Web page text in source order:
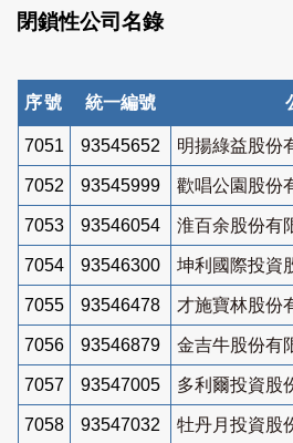
閉鎖性公司名錄
序號 統一編號
7051 93545652 明揚綠益股份
7052 93545999 歡唱公園股份
7053 93546054 淮百余股份有
7054 93546300 坤利國際投資
7055 93546478 才施寶林股份
7056 93546879 金吉牛股份有
7057 93547005 多利爾投資股
7058 93547032 牡丹月投資股